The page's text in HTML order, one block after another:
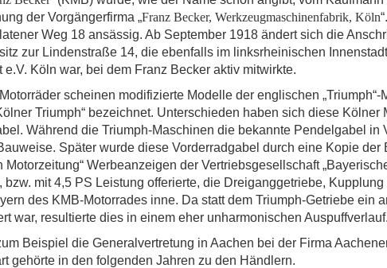
der Vorgängerfirma „Franz Becker, Werkzeugmaschinenfabrik, Köln
Weg 18 ansässig. Ab September 1918 ändert sich die
zur Lindenstraße 14, die ebenfalls im linksrheinischen
Köln war, bei dem Franz Becker aktiv mitwirkte.
scheinen modifizierte Modelle der englischen
Triumph“ bezeichnet. Unterschieden haben sich diese
Während die Triumph-Maschinen die bekannte Pendelgabel in
Später wurde diese Vorderradgabel durch eine Kopie der
Werbeanzeigen der Vertriebsgesellschaft
mit 4,5 PS Leistung offerierte, die Dreiganggetriebe,
des KMB-Motorrades inne. Da statt dem Triumph-Getriebe ein
war, resultierte dies in einem eher unharmonischen Auspuffverlauf.
Beispiel die Generalvertretung in Aachen bei der Firma
gehörte in den folgenden Jahren zu den Händlern.